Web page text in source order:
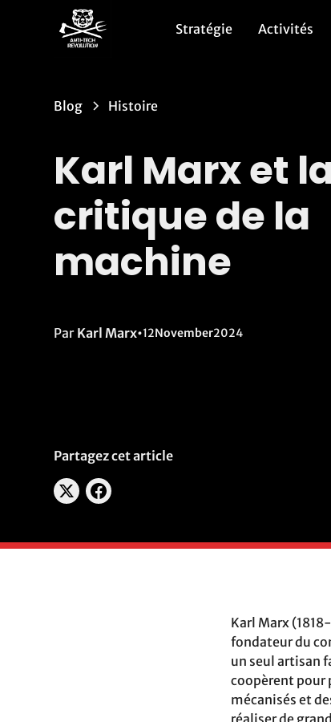
Stratégie Activités
Blog Histoire
Karl Marx et
critique de la
machine
Par Karl Marx•12November2024
Partagez cet article
Karl Marx
fondateur du
un seul artisan
coopèrent pour
mécanisés et
réaliser de